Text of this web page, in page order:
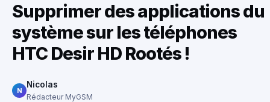
Supprimer des applications du
système sur les téléphones
HTC Desir HD Rootés !
N
Nicolas
Rédacteur MyGSM